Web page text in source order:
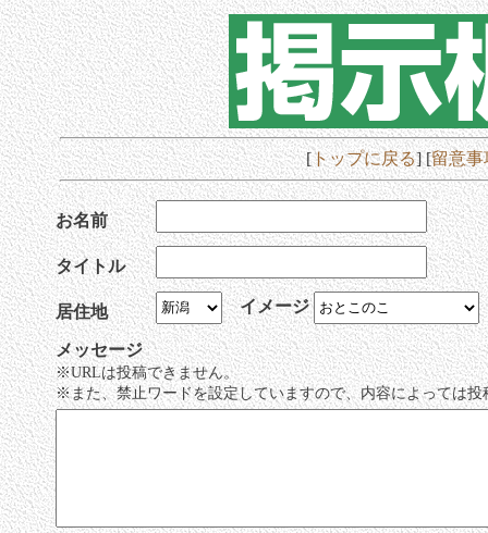
[トップに戻る] [留意事
お名前
タイトル
居住地 イメージ
メッセージ
※URLは投稿できません。
※また、禁止ワードを設定していますので、内容によっては